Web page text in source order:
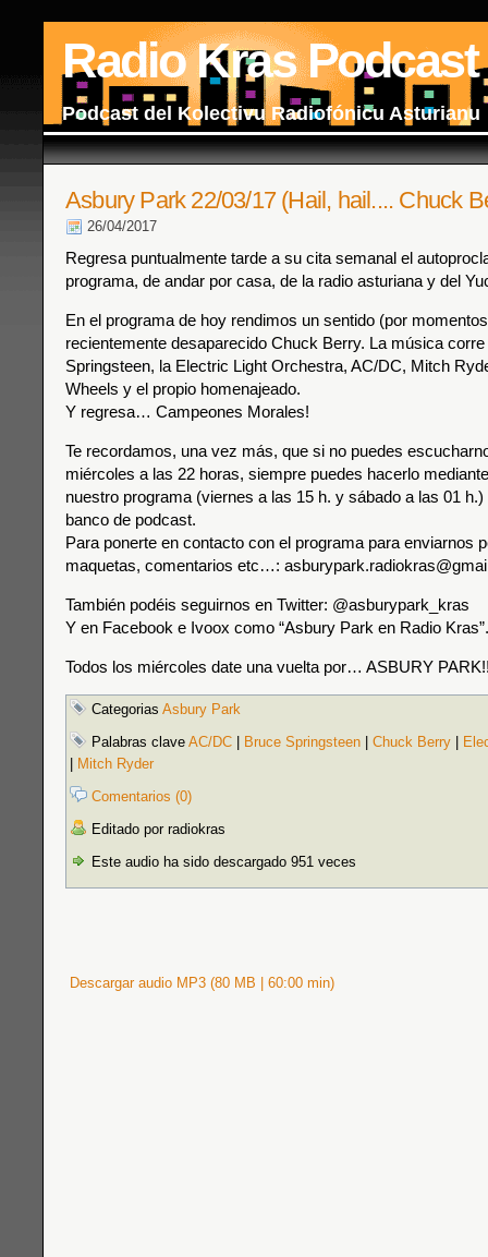
Radio Kras Podcast
Podcast del Kolectivu Radiofónicu Asturianu
Asbury Park 22/03/17 (Hail, hail.... Chuck
26/04/2017
Regresa puntualmente tarde a su cita semanal el
programa, de andar por casa, de la radio asturiana y del
En el programa de hoy rendimos un sentido (por
recientemente desaparecido Chuck Berry. La música
Springsteen, la Electric Light Orchestra, AC/DC, Mitch
Wheels y el propio homenajeado.
Y regresa… Campeones Morales!
Te recordamos, una vez más, que si no puedes
miércoles a las 22 horas, siempre puedes hacerlo
nuestro programa (viernes a las 15 h. y sábado a las 01
banco de podcast.
Para ponerte en contacto con el programa para enviarnos
maquetas, comentarios etc…:
También podéis seguirnos en Twitter: @asburypark_kras
Y en Facebook e Ivoox como “Asbury Park en Radio Kras”.
Todos los miércoles date una vuelta por… ASBURY
Categorias Asbury Park
Palabras clave AC/DC Bruce Springsteen Chuck Berry
Mitch Ryder
Comentarios (0)
Editado por radiokras
Este audio ha sido descargado 951 veces
Descargar audio MP3 (80 MB | 60:00 min)